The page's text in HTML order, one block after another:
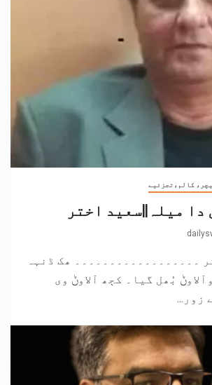
کالم،تجزئیے
میلہ||سعید اختر
۔۔۔۔۔۔۔۔۔۔۔۔۔۔۔۔۔۔ ھک ڈنہہ
بُھل گیا۔ کڄھ آلاوݨ وی
زور...